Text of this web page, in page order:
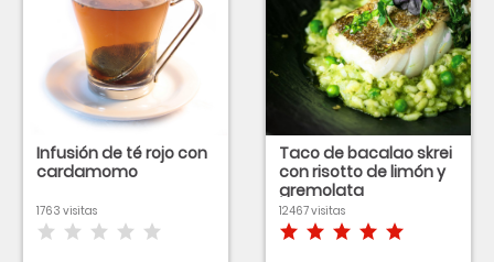
Infusión de té rojo con
cardamomo
1763 visitas
Taco de bacalao skrei
con risotto de limón y
gremolata
12467 visitas